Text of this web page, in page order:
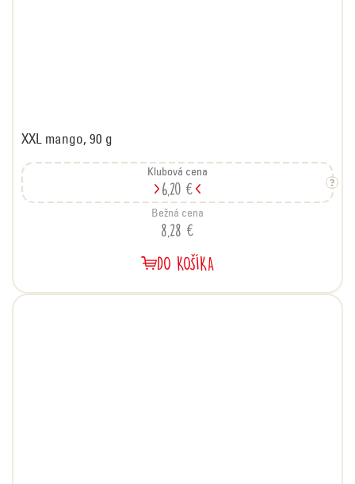
XXL mango, 90 g
Klubová cena
6,20 €
Bežná cena
8,28 €
DO KOŠÍKA